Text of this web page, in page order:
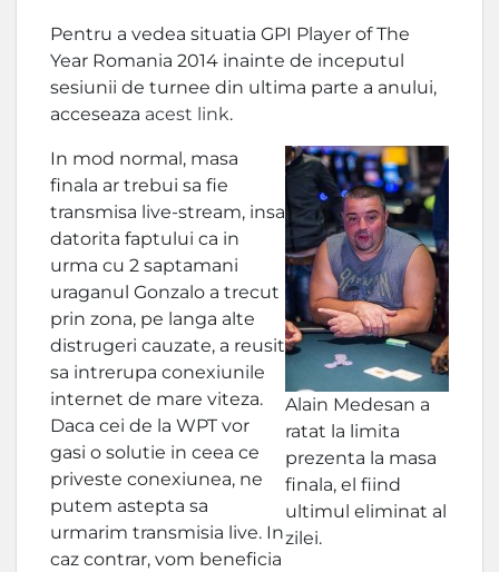
Pentru a vedea situatia GPI Player of The
Year Romania 2014 inainte de inceputul
sesiunii de turnee din ultima parte a anului,
acceseaza acest link.
Alain Medesan a
ratat la limita
prezenta la masa
finala, el fiind
ultimul eliminat al
zilei.
In mod normal, masa
finala ar trebui sa fie
transmisa live-stream, insa
datorita faptului ca in
urma cu 2 saptamani
uraganul Gonzalo a trecut
prin zona, pe langa alte
distrugeri cauzate, a reusit
sa intrerupa conexiunile
internet de mare viteza.
Daca cei de la WPT vor
gasi o solutie in ceea ce
priveste conexiunea, ne
putem astepta sa
urmarim transmisia live. In
caz contrar, vom beneficia